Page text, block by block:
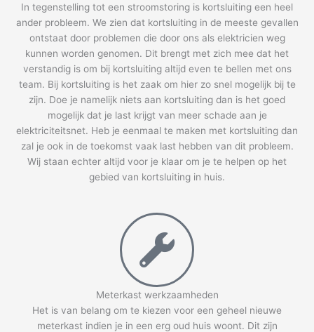
In tegenstelling tot een stroomstoring is kortsluiting een heel
ander probleem. We zien dat kortsluiting in de meeste gevallen
ontstaat door problemen die door ons als elektricien weg
kunnen worden genomen. Dit brengt met zich mee dat het
verstandig is om bij kortsluiting altijd even te bellen met ons
team. Bij kortsluiting is het zaak om hier zo snel mogelijk bij te
zijn. Doe je namelijk niets aan kortsluiting dan is het goed
mogelijk dat je last krijgt van meer schade aan je
elektriciteitsnet. Heb je eenmaal te maken met kortsluiting dan
zal je ook in de toekomst vaak last hebben van dit probleem.
Wij staan echter altijd voor je klaar om je te helpen op het
gebied van kortsluiting in huis.
Meterkast werkzaamheden
Het is van belang om te kiezen voor een geheel nieuwe
meterkast indien je in een erg oud huis woont. Dit zijn